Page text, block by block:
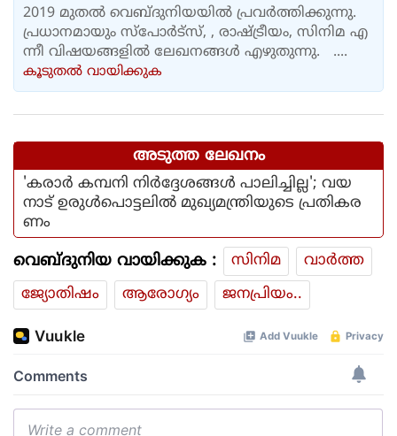
2019 മുതൽ വെബ്ദുനിയയിൽ പ്രവർത്തിക്കുന്നു.
പ്രധാനമായും സ്പോർട്സ്, , രാഷ്ട്രീയം, സിനിമ എ
ന്നീ വിഷയങ്ങളിൽ ലേഖനങ്ങൾ എഴുതുന്നു. ....
കൂടുതല്‍ വായിക്കുക
അടുത്ത ലേഖനം
'കരാര്‍ കമ്പനി നിര്‍ദ്ദേശങ്ങള്‍ പാലിച്ചില്ല'; വയ
നാട് ഉരുള്‍പൊട്ടലില്‍ മുഖ്യമന്ത്രിയുടെ പ്രതികര
ണം
വെബ്ദുനിയ വായിക്കുക : സിനിമ
വാര്‍ത്ത
ജ്യോതിഷം
ആരോഗ്യം ജനപ്രിയം..